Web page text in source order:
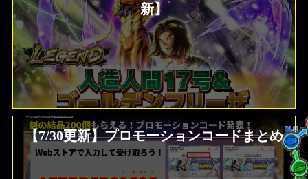
新】
【7/30更新】プロモーションコードまとめ